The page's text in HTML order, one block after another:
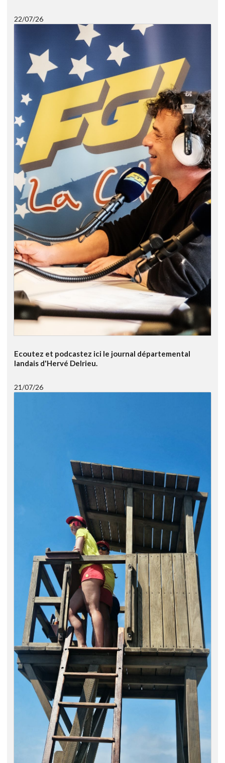
22/07/26
Ecoutez et podcastez ici le journal départemental
landais d'Hervé Delrieu.
21/07/26